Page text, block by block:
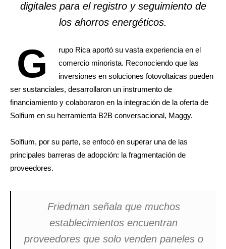
digitales para el registro y seguimiento de
los ahorros energéticos.
G
rupo Rica aportó su vasta experiencia en el
comercio minorista. Reconociendo que las
inversiones en soluciones fotovoltaicas pueden
ser sustanciales, desarrollaron un instrumento de
financiamiento y colaboraron en la integración de la oferta de
Solfium en su herramienta B2B conversacional, Maggy.
Solfium, por su parte, se enfocó en superar una de las
principales barreras de adopción: la fragmentación de
proveedores.
Friedman señala que muchos
establecimientos encuentran
proveedores que solo venden paneles o